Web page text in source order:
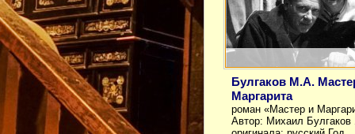
Булгаков М.А.
Маргарита
роман «Мастер и
Автор: Михаил Булгаков